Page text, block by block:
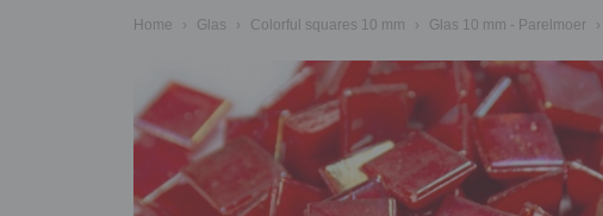
Home › Glas › Colorful squares 10 mm › Glas 10 mm - Parelmoer ›